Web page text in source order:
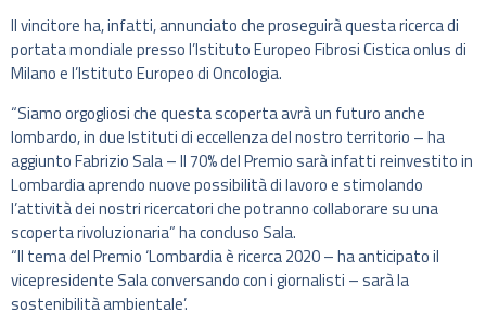
Il vincitore ha, infatti, annunciato che proseguirà questa ricerca di
portata mondiale presso l’Istituto Europeo Fibrosi Cistica onlus di
Milano e l’Istituto Europeo di Oncologia.
“Siamo orgogliosi che questa scoperta avrà un futuro anche
lombardo, in due Istituti di eccellenza del nostro territorio – ha
aggiunto Fabrizio Sala – Il 70% del Premio sarà infatti reinvestito in
Lombardia aprendo nuove possibilità di lavoro e stimolando
l’attività dei nostri ricercatori che potranno collaborare su una
scoperta rivoluzionaria” ha concluso Sala.
“Il tema del Premio ‘Lombardia è ricerca 2020 – ha anticipato il
vicepresidente Sala conversando con i giornalisti – sarà la
sostenibilità ambientale’.